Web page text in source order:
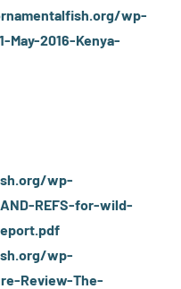
wp-
2016-Kenya-
wp-
REFS-for-wild-
wp-
Review-The-